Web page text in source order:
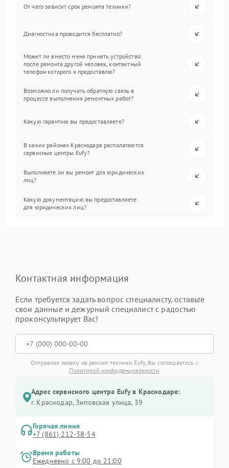
От чего зависит срок ремонта техники?
Диагностика проводится бесплатно?
Может ли вместо меня принять устройство
после ремонта другой человек, контактный
телефон которого я предоставлю?
Возможно ли получать обратную связь в
процессе выполнения ремонтных работ?
Какую гарантию вы предоставляете?
В каких районах Краснодара располагаются
сервисные центры Eufy?
Выполняете ли вы ремонт для юридических
лиц?
Какую документацию вы предоставляете
для юридических лиц?
Контактная информация
Если требуется задать вопрос специалисту, оставьте
свои данные и дежурный специалист с радостью
проконсультирует Вас!
Отправляя заявку на ремонт техники Eufy, Вы соглашаетесь с
Политикой конфиденциальности
Адрес сервисного центра Eufy в Краснодаре:
г. Краснодар, Зиповская улица, 39
Горячая линия
+7 (861) 212-38-54
Время работы
Ежедневно с 9:00 до 21:00